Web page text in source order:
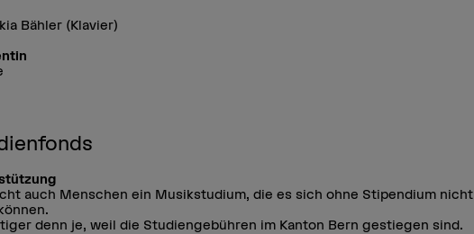
Bähler (Klavier)
auch Menschen ein Musikstudium, die es sich ohne Stipendium nicht
denn je, weil die Studiengebühren im Kanton Bern gestiegen sind.